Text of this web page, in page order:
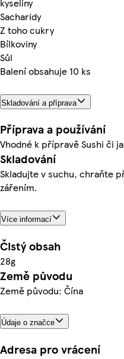
Sacharidy
Z toho cukry
Bílkoviny
Sůl
Balení obsahuje 10 ks
Skladování a příprava
Příprava a používání
Vhodné k přípravě Sushi či
Skladování
Skladujte v suchu, chraňte
zářením.
Více informací
Čistý obsah
28g
Země původu
Země původu: Čína
Údaje o značce
Adresa pro vrácení